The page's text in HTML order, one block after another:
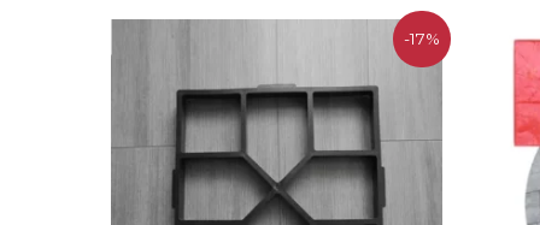
-17%
era:
$10.076.
es:
$8.390.